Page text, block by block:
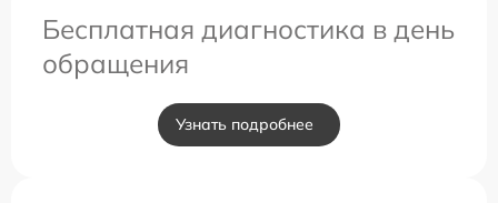
Бесплатная диагностика в день
обращения
Узнать подробнее